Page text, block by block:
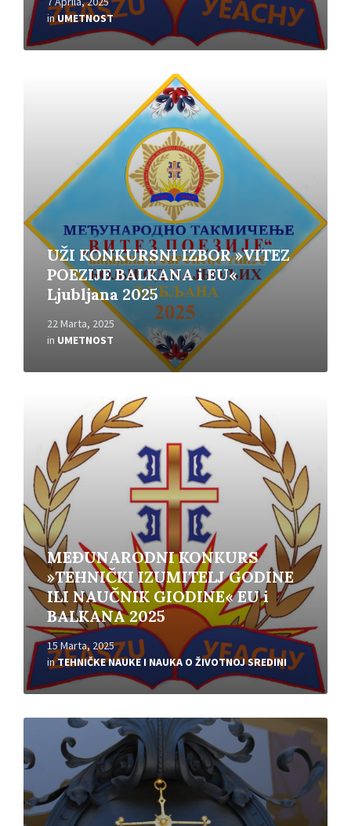
inUMETNOST
UŽI KONKURSNI IZBOR »VITEZ
POEZIJE BALKANA i EU«
Ljubljana 2025
22 Marta, 2025
in UMETNOST
MEĐUNARODNI KONKURS
»TEHNIČKI IZUMITELJ GODINE
ILI NAUČNIK GIODINE« EU i
BALKANA 2025
15 Marta, 2025
inTEHNIČKE NAUKE I NAUKA O ŽIVOTNOJ SREDINI
Read